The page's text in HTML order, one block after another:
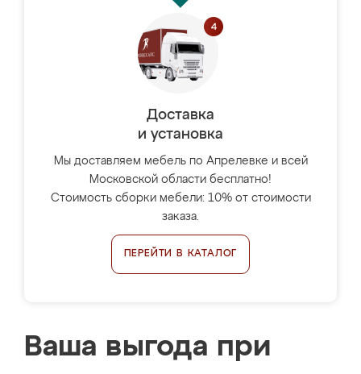
Доставка
и установка
Мы доставляем мебель по Апрелевке и всей
Московской области бесплатно!
Стоимость сборки мебели: 10% от стоимости
заказа.
ПЕРЕЙТИ В КАТАЛОГ
Ваша выгода при